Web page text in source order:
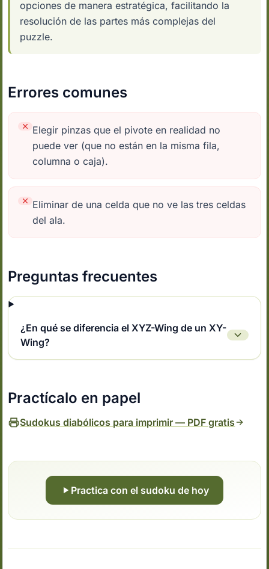
opciones de manera estratégica, facilitando la
resolución de las partes más complejas del
puzzle.
Errores comunes
Elegir pinzas que el pivote en realidad no
puede ver (que no están en la misma fila,
columna o caja).
Eliminar de una celda que no ve las tres celdas
del ala.
Preguntas frecuentes
¿En qué se diferencia el XYZ-Wing de un XY-
Wing?
Practícalo en papel
Sudokus diabólicos para imprimir — PDF gratis
Practica con el sudoku de hoy